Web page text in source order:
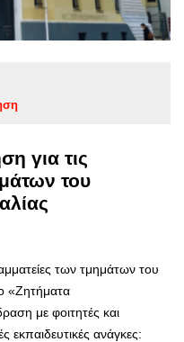
για τις
του
των τμημάτων του
«Ζητήματα
με φοιτητές και
εκπαιδευτικές ανάγκες: